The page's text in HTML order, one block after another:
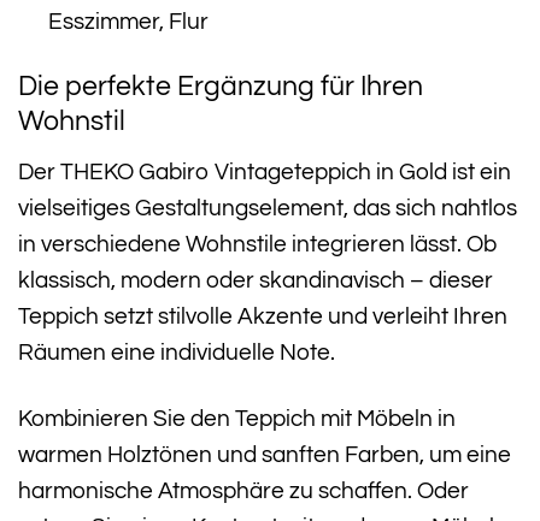
Esszimmer, Flur
Die perfekte Ergänzung für Ihren
Wohnstil
Der THEKO Gabiro Vintageteppich in Gold ist ein
vielseitiges Gestaltungselement, das sich nahtlos
in verschiedene Wohnstile integrieren lässt. Ob
klassisch, modern oder skandinavisch – dieser
Teppich setzt stilvolle Akzente und verleiht Ihren
Räumen eine individuelle Note.
Kombinieren Sie den Teppich mit Möbeln in
warmen Holztönen und sanften Farben, um eine
harmonische Atmosphäre zu schaffen. Oder